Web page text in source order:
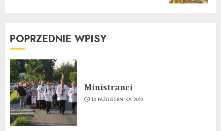
POPRZEDNIE WPISY
Ministranci
13 PAŹDZIERNIKA 2018